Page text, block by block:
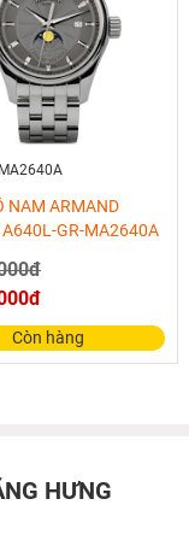
NAM ARMAND
A640L-GR-MA2640A
Còn hàng
HƯNG